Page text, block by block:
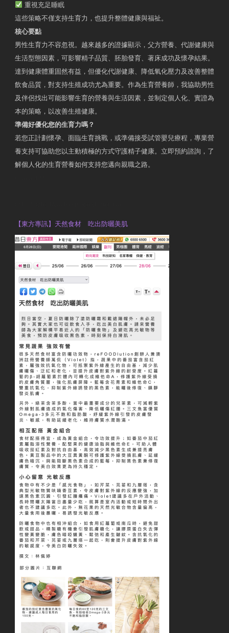
重視充足睡眠
這些策略不僅支持生育力，也提升整體健康與福祉。
核心要點
男性生育力不容忽視。越來越多的證據顯示，父方營養、代謝健康與
生活型態因素，可影響精子品質、胚胎發育、著床成功及懷孕結果。
達到健康體重固然有益，但優化代謝健康、降低氧化壓力及改善整體
飲食品質，對支持生殖成功尤為重要。作為生育營養師，我協助男性
及伴侶找出可能影響生育的營養與生活因素，並制定個人化、實證為
本的策略，以改善生殖健康。
準備好優化您的生育力嗎？
若您正計劃懷孕、面臨生育挑戰，或準備接受試管嬰兒療程，專業營
養支持可協助您以主動積極的方式守護精子健康。立即預約諮詢，了
解個人化的生育營養如何支持您邁向親職之路。
【東方專訊】天然食材 吃出防曬美肌